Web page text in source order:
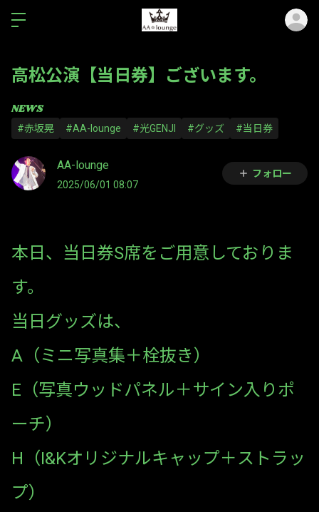
高松公演【当日券】ございます。
NEWS
#赤坂晃 #AA-lounge #光GENJI #グッズ #当日券
AA-lounge
2025/06/01 08:07
フォロー
本日、当日券S席をご用意しておりま
す。
当日グッズは、
A（ミニ写真集＋栓抜き）
E（写真ウッドパネル＋サイン入りポ
ーチ）
H（I&Kオリジナルキャップ＋ストラッ
プ）